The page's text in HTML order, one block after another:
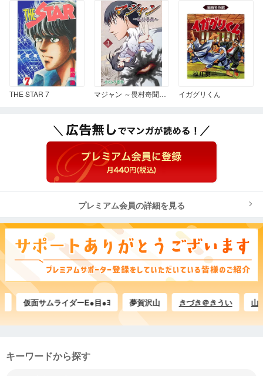
THE STAR 7 マジャン ～畏村奇聞～ 3 イガグリくん
プレミアム会員の詳細を見る
仮面サムライダーE●目●ﾖ 夢賀沢山 きづき＠きうい 山本
キーワードから探す